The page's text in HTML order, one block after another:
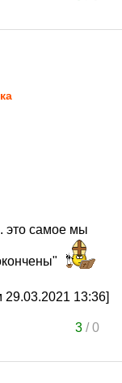
это самое мы
13:36]
3/0